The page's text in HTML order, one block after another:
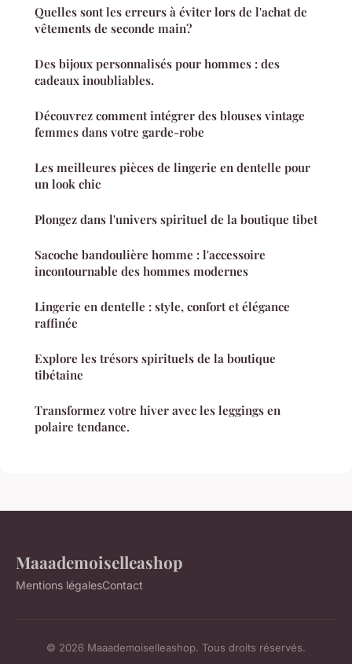
Quelles sont les erreurs à éviter lors de l'achat de
vêtements de seconde main?
Des bijoux personnalisés pour hommes : des
cadeaux inoubliables.
Découvrez comment intégrer des blouses vintage
femmes dans votre garde-robe
Les meilleures pièces de lingerie en dentelle pour
un look chic
Plongez dans l'univers spirituel de la boutique tibet
Sacoche bandoulière homme : l'accessoire
incontournable des hommes modernes
Lingerie en dentelle : style, confort et élégance
raffinée
Explore les trésors spirituels de la boutique
tibétaine
Transformez votre hiver avec les leggings en
polaire tendance.
Maaademoiselleashop
Mentions légalesContact
© 2026 Maaademoiselleashop. Tous droits réservés.